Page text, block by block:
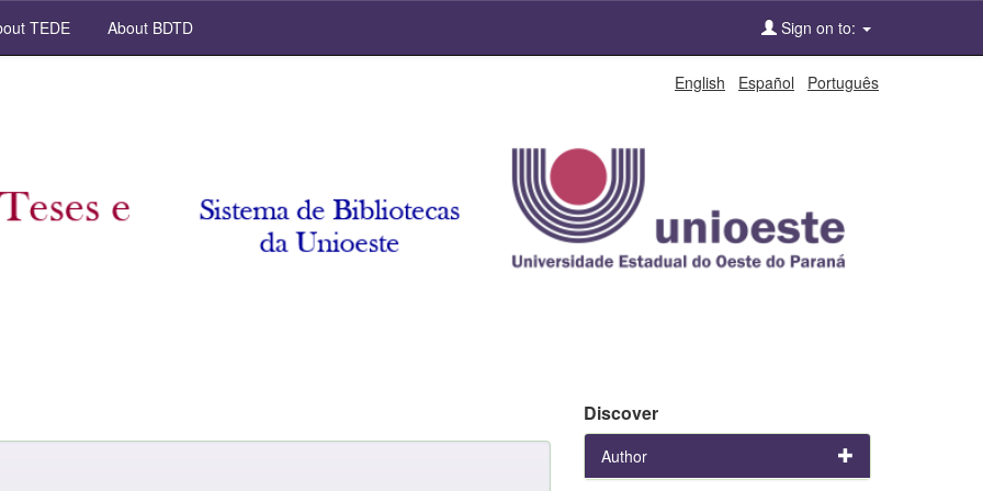
TEDE About BDTD Sign on to:
English Español Português
Discover
Author